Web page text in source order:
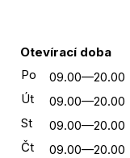
Otevírací doba
Po
09.00—20.00
Út
09.00—20.00
St
09.00—20.00
Čt
09.00—20.00